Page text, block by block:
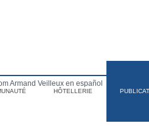
HÔTELLERIE
Armand Veilleux en español